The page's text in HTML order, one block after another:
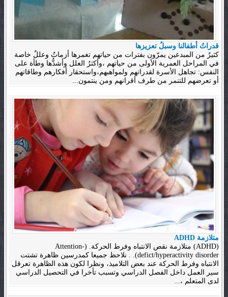
قدراتُ أطفالنا وسبلُ تعزيزها
كثيرٌ من المبدعين يمرّون بفترات من حياتهم تغمرها أزماتٌ وعللٌ خاصة
في المراحل العمرية الأولى من حياتهم ،وأكثرُ العلل وأشدُّها وطأة على
النفس: تجاهل الأسرة لقدراتهم ولمواهبهم،واستحقار أفكارهم وطاقاتهم
أو تعرضهم للتنمر من طرف أقرانهم ومن ينتمون...
متلازمة ADHD
(ADHD) متلازمة نقص الانتباه وفرط الحركة. (Attention-
defict/hyperactivity disorder). . نلاحظ جميعا كمدرسين ظاهرة تشتت
الانتباه وفرط الحركة عند بعض التلاميذ، ونظرا لكون هذه الظاهرة تعرقل
سير العمل داخل الفصل الدراسي وتسبب تأخرا في التحصيل الدراسي
لدى المتعلم ،...